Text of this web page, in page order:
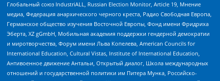
Глобальный союз IndustriALL, Russian Election Monitor, Article 19, Мнение
медиа, Федерация анархического черного креста, Радио Свободная Европа,
Германское общество изучения Восточной Европы, Фонд имени Фридриха
Эберта, XZ gGmbH, Мобильная академия поддержки гендерной демократии
и миротворчества, Форум имени Льва Копелева, American Councils for
International Education, Cultural Vistas, Institute of International Education,
Антивоенное движение Антальи, Открытый диалог, Школа международных
отношений и государственной политики им Питера Мунка, Российско-